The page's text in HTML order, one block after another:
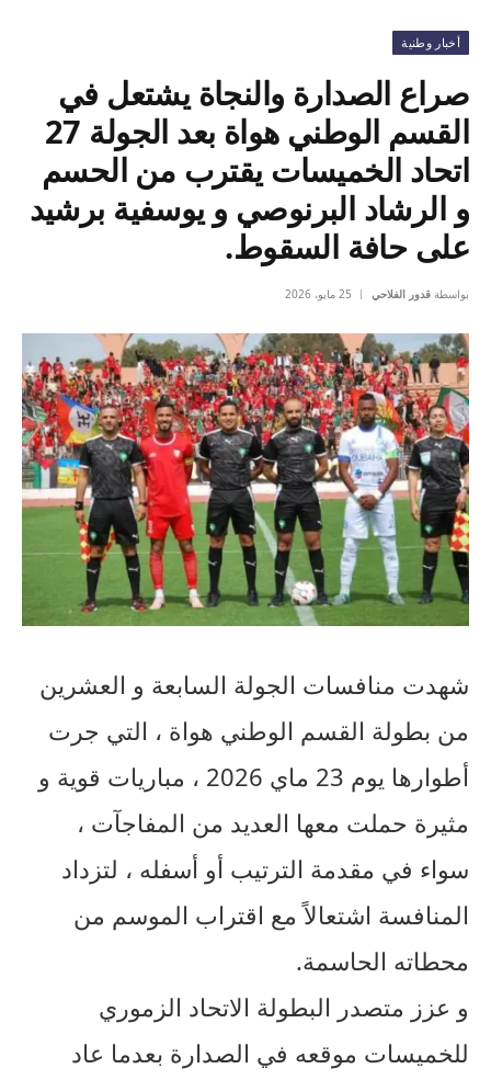
أخبار وطنية
صراع الصدارة والنجاة يشتعل في
القسم الوطني هواة بعد الجولة 27
اتحاد الخميسات يقترب من الحسم
و الرشاد البرنوصي و يوسفية برشيد
على حافة السقوط.
بواسطة قدور الفلاحي 25 مايو، 2026
شهدت منافسات الجولة السابعة و العشرين
من بطولة القسم الوطني هواة ، التي جرت
أطوارها يوم 23 ماي 2026 ، مباريات قوية و
مثيرة حملت معها العديد من المفاجآت ،
سواء في مقدمة الترتيب أو أسفله ، لتزداد
المنافسة اشتعالاً مع اقتراب الموسم من
محطاته الحاسمة.
و عزز متصدر البطولة الاتحاد الزموري
للخميسات موقعه في الصدارة بعدما عاد